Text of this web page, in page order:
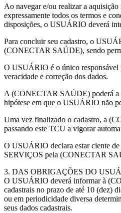
Ao navegar e/ou realizar a
expressamente todos os termos e
disposições, o USUÁRIO deverá
Para concluir seu cadastro, o
(CONECTAR SAÚDE), sendo
O USUÁRIO é o único responsável
veracidade e correção dos dados.
A (CONECTAR SAÚDE) poderá a
hipótese em que o USUÁRIO não
Uma vez finalizado o cadastro, a
passando este TCU a vigorar
O USUÁRIO declara estar ciente
SERVIÇOS pela (CONECTAR
3. DAS OBRIGAÇÕES DO
O USUÁRIO deverá informar à
cadastrais no prazo de até 10 (dez)
ou em periodicidade diversa
seus dados cadastrais.